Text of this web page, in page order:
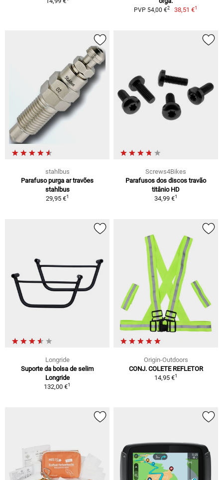
PVP 54,00 €2 38,51 €1
stahlbus
Parafuso purga ar travões
stahlbus
29,95 €1
Screws4Bikes
Parafusos dos discos travão
titânio HD
34,99 €1
Longride
Suporte da bolsa de selim
Longride
132,00 €1
Origin-Outdoors
CONJ. COLETE REFLETOR
14,95 €1